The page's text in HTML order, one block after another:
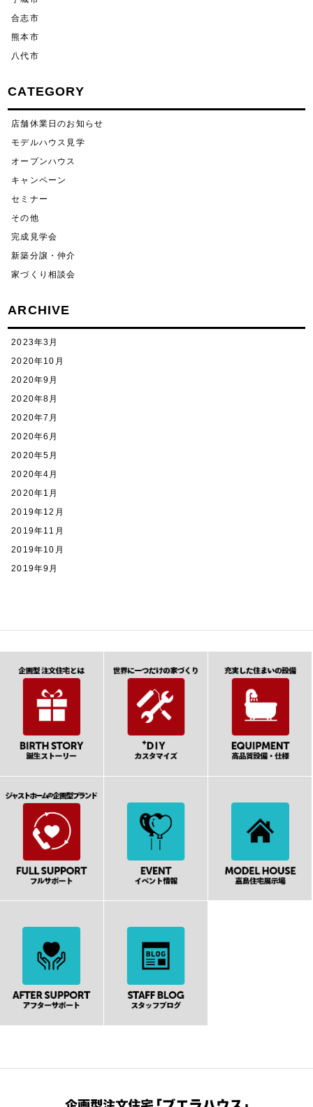
合志市
熊本市
八代市
CATEGORY
店舗休業日のお知らせ
モデルハウス見学
オープンハウス
キャンペーン
セミナー
その他
完成見学会
新築分譲・仲介
家づくり相談会
ARCHIVE
2023年3月
2020年10月
2020年9月
2020年8月
2020年7月
2020年6月
2020年5月
2020年4月
2020年1月
2019年12月
2019年11月
2019年10月
2019年9月